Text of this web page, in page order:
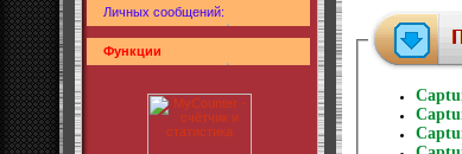
Личных сообщений:
Функции